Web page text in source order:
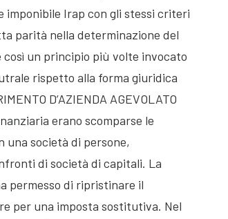
imponibile Irap con gli stessi criteri
parità nella determinazione del
così un principio più volte invocato
rispetto alla forma giuridica
D’AZIENDA AGEVOLATO
erano scomparse le
società di persone,
di società di capitali. La
permesso di ripristinare il
per una imposta sostitutiva. Nel